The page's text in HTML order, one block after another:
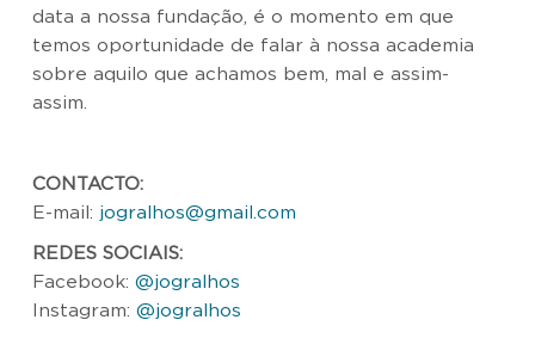
data a nossa fundação, é o momento em que
temos oportunidade de falar à nossa academia
sobre aquilo que achamos bem, mal e assim-
assim.
CONTACTO:
E-mail: jogralhos@gmail.com
REDES SOCIAIS:
Facebook: @jogralhos
Instagram: @jogralhos